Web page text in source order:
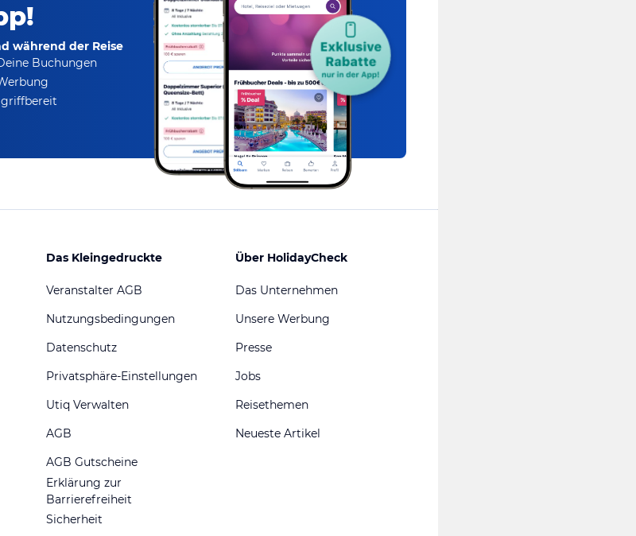
während der Reise
Buchungen
Das Kleingedruckte
Veranstalter AGB
Nutzungsbedingungen
Datenschutz
Privatsphäre-Einstellungen
Utiq Verwalten
AGB
AGB Gutscheine
Erklärung zur
Barrierefreiheit
Sicherheit
Über HolidayCheck
Das Unternehmen
Unsere Werbung
Presse
Jobs
Reisethemen
Neueste Artikel